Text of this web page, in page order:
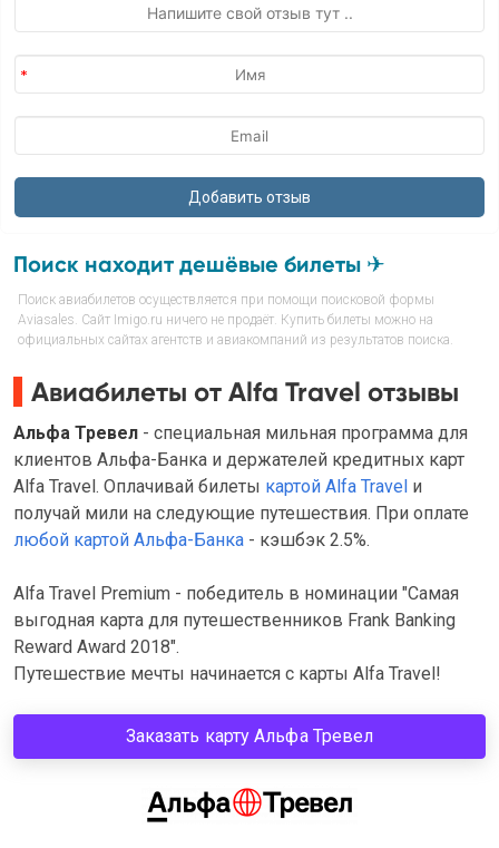
Поиск находит дешёвые билеты ✈
Поиск авиабилетов осуществляется при помощи поисковой формы
Aviasales. Сайт Imigo.ru ничего не продаёт. Купить билеты можно на
официальных сайтах агентств и авиакомпаний из результатов поиска.
Авиабилеты от Alfa Travel отзывы
Альфа Тревел - специальная мильная программа для
клиентов Альфа-Банка и держателей кредитных карт
Alfa Travel. Оплачивай билеты картой Alfa Travel и
получай мили на следующие путешествия. При оплате
любой картой Альфа-Банка - кэшбэк 2.5%.
Alfa Travel Premium - победитель в номинации "Самая
выгодная карта для путешественников Frank Banking
Reward Award 2018".
Путешествие мечты начинается с карты Alfa Travel!
Заказать карту Альфа Тревел